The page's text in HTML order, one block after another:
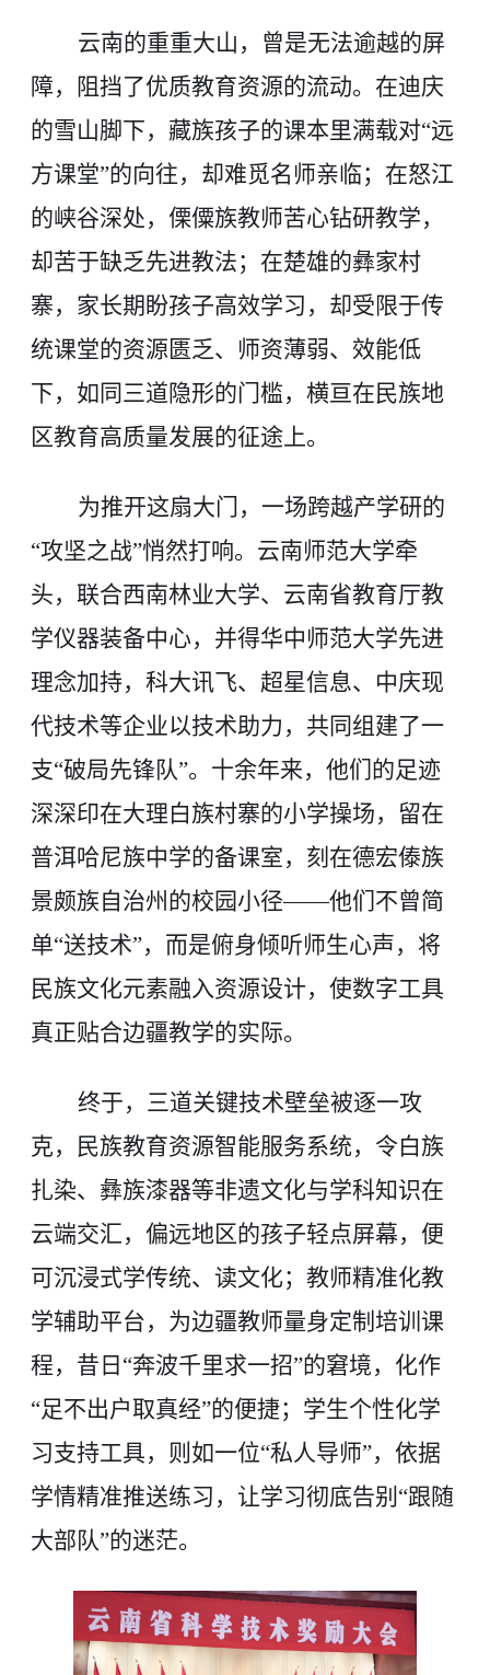
云南的重重大山，曾是无法逾越的屏
障，阻挡了优质教育资源的流动。在迪庆
的雪山脚下，藏族孩子的课本里满载对“远
方课堂”的向往，却难觅名师亲临；在怒江
的峡谷深处，傈僳族教师苦心钻研教学，
却苦于缺乏先进教法；在楚雄的彝家村
寨，家长期盼孩子高效学习，却受限于传
统课堂的资源匮乏、师资薄弱、效能低
下，如同三道隐形的门槛，横亘在民族地
区教育高质量发展的征途上。
为推开这扇大门，一场跨越产学研的
“攻坚之战”悄然打响。云南师范大学牵
头，联合西南林业大学、云南省教育厅教
学仪器装备中心，并得华中师范大学先进
理念加持，科大讯飞、超星信息、中庆现
代技术等企业以技术助力，共同组建了一
支“破局先锋队”。十余年来，他们的足迹
深深印在大理白族村寨的小学操场，留在
普洱哈尼族中学的备课室，刻在德宏傣族
景颇族自治州的校园小径——他们不曾简
单“送技术”，而是俯身倾听师生心声，将
民族文化元素融入资源设计，使数字工具
真正贴合边疆教学的实际。
终于，三道关键技术壁垒被逐一攻
克，民族教育资源智能服务系统，令白族
扎染、彝族漆器等非遗文化与学科知识在
云端交汇，偏远地区的孩子轻点屏幕，便
可沉浸式学传统、读文化；教师精准化教
学辅助平台，为边疆教师量身定制培训课
程，昔日“奔波千里求一招”的窘境，化作
“足不出户取真经”的便捷；学生个性化学
习支持工具，则如一位“私人导师”，依据
学情精准推送练习，让学习彻底告别“跟随
大部队”的迷茫。